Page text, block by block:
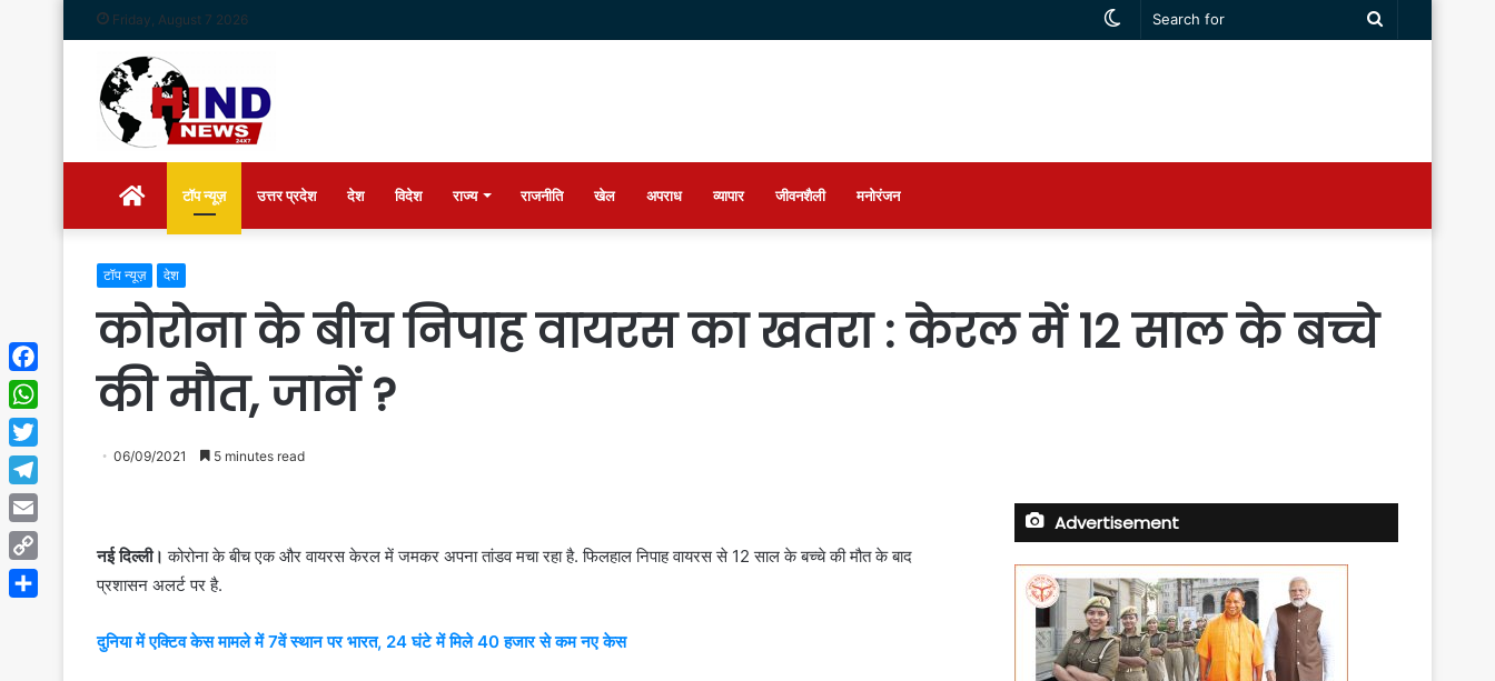
Friday, August 7 2026
Search
Switch
Homeटॉप न्यूज़ उत्तर प्रदेश देश विदेश राज्य राजनीति खेल अपराध व्यापार जीवनशैली मनोरंजन
टॉप न्यूज़ देश
कोरोना के बीच निपाह वायरस का खतरा : केरल में 12 साल के बच्चे
की मौत, जानें ?
06/09/2021 5 minutes read
नई दिल्ली। कोरोना के बीच एक और वायरस केरल में जमकर अपना तांडव मचा रहा है. फिलहाल निपाह वायरस से 12 साल के बच्चे की मौत के बाद
प्रशासन अलर्ट पर है.
दुनिया में एक्टिव केस मामले में 7वें स्थान पर भारत, 24 घंटे में मिले 40 हजार से कम नए केस
Advertisement
Facebook
WhatsApp
Twitter
Telegram
Email
Copy
Link